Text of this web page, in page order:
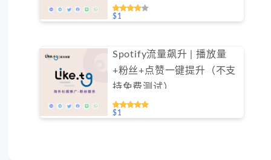
力（不支持免费测试）
$1
Spotify流量飙升 | 播放量
+粉丝+点赞一键提升（不支
持免费测试）
$1